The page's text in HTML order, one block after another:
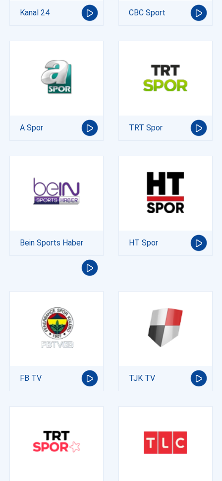
Kanal 24 CBC Sport
A Spor TRT Spor
Bein Sports Haber HT Spor
FB TV TJK TV